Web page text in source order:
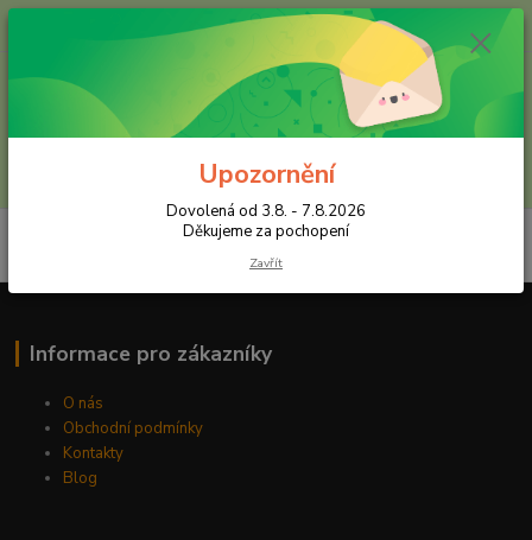
(Po-Pá, 8:30-16 hod.)
Informace pro zákazníky
O nás
Obchodní podmínky
Kontakty
Blog
Upozornění
Dovolená od 3.8. - 7.8.2026
Děkujeme za pochopení
Zavřít